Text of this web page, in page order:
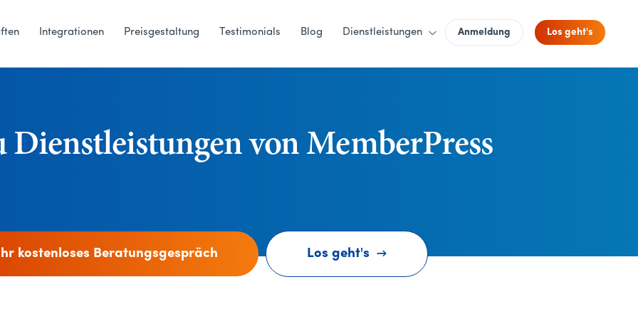
Integrationen Preisgestaltung Testimonials Blog Dienstleistungen Anmeldung Los geht's
Dienstleistungen von MemberPress
kostenloses Beratungsgespräch Los geht's